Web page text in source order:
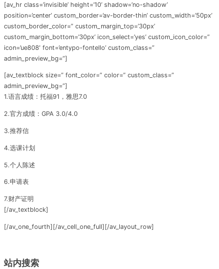
[av_hr class=’invisible’ height=’10’ shadow=’no-shadow’
position=’center’ custom_border=’av-border-thin’ custom_width=’50px’
custom_border_color=” custom_margin_top=’30px’
custom_margin_bottom=’30px’ icon_select=’yes’ custom_icon_color=”
icon=’ue808′ font=’entypo-fontello’ custom_class=”
admin_preview_bg=”]
[av_textblock size=” font_color=” color=” custom_class=”
admin_preview_bg=”]
1.语言成绩：托福91，雅思7.0
2.官方成绩：GPA 3.0/4.0
3.推荐信
4.选课计划
5.个人陈述
6.申请表
7.财产证明
[/av_textblock]
[/av_one_fourth][/av_cell_one_full][/av_layout_row]
站内搜索